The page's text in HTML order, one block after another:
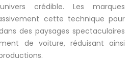
crédible. Les marques
cette technique pour
des paysages spectaculaires
de voiture, réduisant ainsi